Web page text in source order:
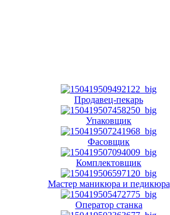
Продавец-пекарь
Упаковщик
Фасовщик
Комплектовщик
Мастер маникюра и педикюра
Оператор станка